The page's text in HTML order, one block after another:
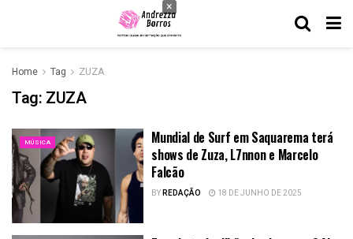
Home Tag ZUZA
Tag: ZUZA
MÚSICA
Mundial de Surf em Saquarema terá
shows de Zuza, L7nnon e Marcelo
Falcão
BYREDAÇÃO 18 DE JUNHO DE 2025
×